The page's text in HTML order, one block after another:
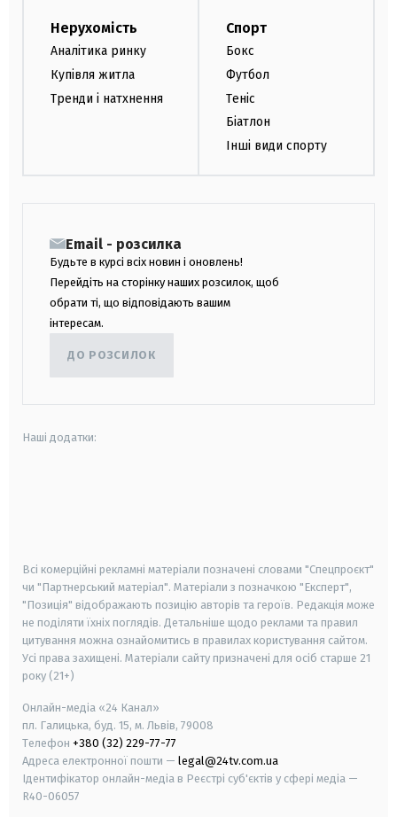
Нерухомість
Аналітика ринку
Купівля житла
Тренди і натхнення
Спорт
Бокс
Футбол
Теніс
Біатлон
Інші види спорту
Email - розсилка
Будьте в курсі всіх новин і оновлень!
Перейдіть на сторінку наших розсилок, щоб
обрати ті, що відповідають вашим
інтересам.
ДО РОЗСИЛОК
Наші додатки:
Всі комерційні рекламні матеріали позначені словами "Спецпроєкт"
чи "Партнерський матеріал". Матеріали з позначкою "Експерт",
"Позиція" відображають позицію авторів та героїв. Редакція може
не поділяти їхніх поглядів. Детальніше щодо реклами та правил
цитування можна ознайомитись в правилах користування сайтом.
Усі права захищені. Матеріали сайту призначені для осіб старше 21
року (21+)
Онлайн-медіа «24 Канал»
пл. Галицька, буд. 15, м. Львів, 79008
Телефон +380 (32) 229-77-77
Адреса електронної пошти — legal@24tv.com.ua
Ідентифікатор онлайн-медіа в Реєстрі суб'єктів у сфері медіа —
R40-06057